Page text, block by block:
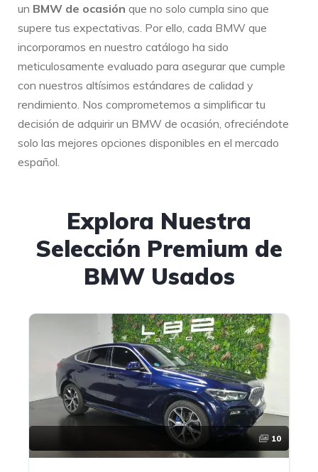
un BMW de ocasión que no solo cumpla sino que
supere tus expectativas. Por ello, cada BMW que
incorporamos en nuestro catálogo ha sido
meticulosamente evaluado para asegurar que cumple
con nuestros altísimos estándares de calidad y
rendimiento. Nos comprometemos a simplificar tu
decisión de adquirir un BMW de ocasión, ofreciéndote
solo las mejores opciones disponibles en el mercado
español.
Explora Nuestra
Selección Premium de
BMW Usados
10